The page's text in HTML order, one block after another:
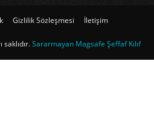
Gizlilik Sözleşmesi İletişim
Sararmayan Magsafe Şeffaf Kılıf